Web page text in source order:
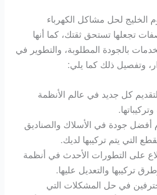
الخليج لحل مشاكل الكهرباء
تجعلها تستحق ثقتك، كما أنها
بالجودة المطلوبة، والتطوير في
وتفصيل ذلك كما يلي:
كل جديد في عالم الأنظمة
وتركيباتها.
أفضل جودة في الأسلاك والصناديق
التي يتم تركيبها لديك.
على التطورات الأحدث في أنظمة
وطرق تركيبها والتعديل عليها.
في حل المشكلات التي